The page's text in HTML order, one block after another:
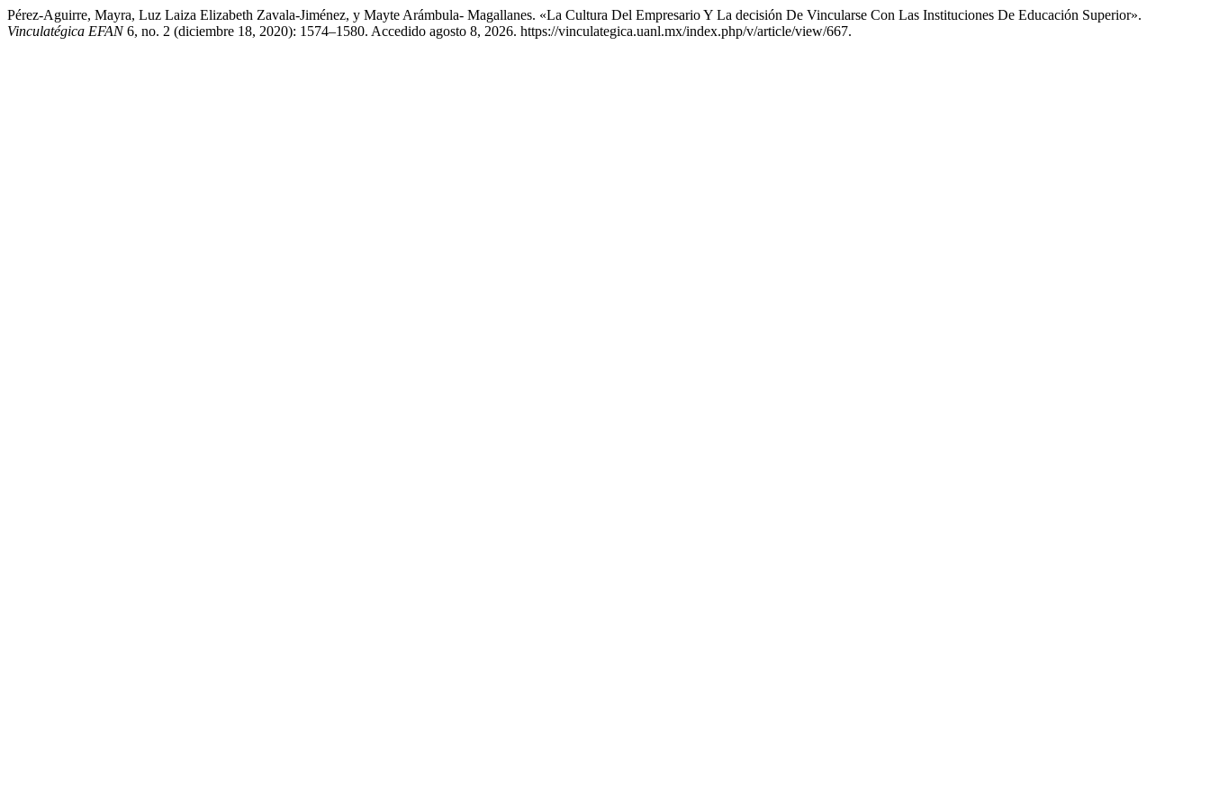
Pérez-Aguirre, Mayra, Luz Laiza Elizabeth Zavala-Jiménez, y Mayte Arámbula- Magallanes. «La Cultura Del Empresario Y La decisión De Vincularse Con Las Instituciones De Educación Superior».
Vinculatégica EFAN6, no. 2 (diciembre 18, 2020): 1574–1580. Accedido agosto 8, 2026. https://vinculategica.uanl.mx/index.php/v/article/view/667.